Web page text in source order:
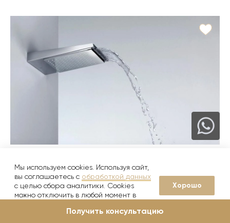
Imagine N
noken
от1 120руб./шт
Мы используем cookies. Используя сайт,
вы соглашаетесь с обработкой данных
с целью сбора аналитики. Cookies
можно отключить в любой момент в
Хорошо
Получить консультацию